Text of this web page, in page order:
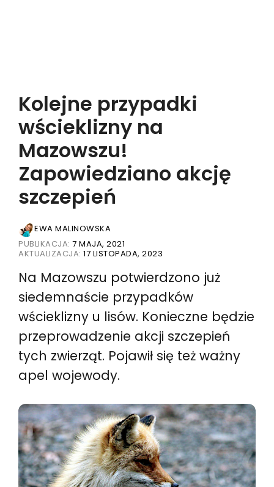
Kolejne przypadki
wścieklizny na
Mazowszu!
Zapowiedziano akcję
szczepień
EWA MALINOWSKA
PUBLIKACJA: 7 MAJA, 2021
AKTUALIZACJA: 17 LISTOPADA, 2023
Na Mazowszu potwierdzono już
siedemnaście przypadków
wścieklizny u lisów. Konieczne będzie
przeprowadzenie akcji szczepień
tych zwierząt. Pojawił się też ważny
apel wojewody.